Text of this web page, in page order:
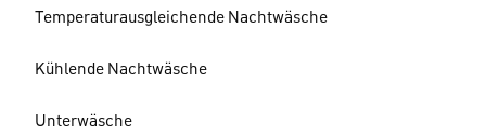
Temperaturausgleichende Nachtwäsche
Kühlende Nachtwäsche
Unterwäsche